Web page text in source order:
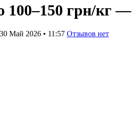
грн/кг —
30 Май 2026 • 11:57 Отзывов нет